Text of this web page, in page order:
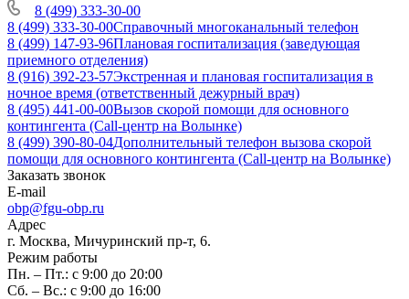
8 (499) 333-30-00
8 (499) 333-30-00Справочный многоканальный телефон
8 (499) 147-93-96Плановая госпитализация (заведующая
приемного отделения)
8 (916) 392-23-57Экстренная и плановая госпитализация в
ночное время (ответственный дежурный врач)
8 (495) 441-00-00Вызов скорой помощи для основного
контингента (Call-центр на Волынке)
8 (499) 390-80-04Дополнительный телефон вызова скорой
помощи для основного контингента (Call-центр на Волынке)
Заказать звонок
E-mail
obp@fgu-obp.ru
Адрес
г. Москва, Мичуринский пр-т, 6.
Режим работы
Пн. – Пт.: с 9:00 до 20:00
Сб. – Вс.: с 9:00 до 16:00